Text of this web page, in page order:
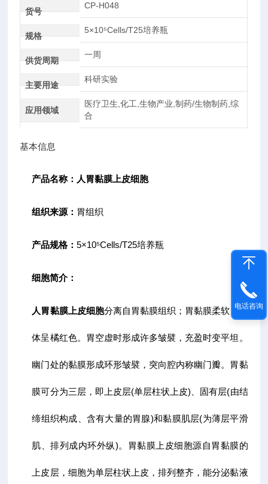
货号
CP-H048
规格
5×10⁵Cells/T25培养瓶
供货周期
一周
主要用途
科研实验
应用领域
医疗卫生,化工,生物产业,制药/生物制药,综
合
基本信息
产品名称： 人胃黏膜上皮细胞
组织来源： 胃组织
产品规格：5×10⁵Cells/T25培养瓶
细胞简介：
人胃黏膜上皮细胞分离自胃黏膜组织；胃黏膜柔软，活
体呈橘红色。胃空虚时形成许多皱襞，充盈时变平坦。
幽门处的黏膜形成环形皱襞，突向腔内称幽门瓣。胃黏
膜可分为三层，即上皮层(单层柱状上皮)、固有层(由结
缔组织构成、含有大量的胃腺)和黏膜肌层(为薄层平滑
肌、排列成内环外纵)。胃黏膜上皮细胞源自胃黏膜的
上皮层，细胞为单层柱状上皮，排列整齐，能分泌黏液
电话咨询